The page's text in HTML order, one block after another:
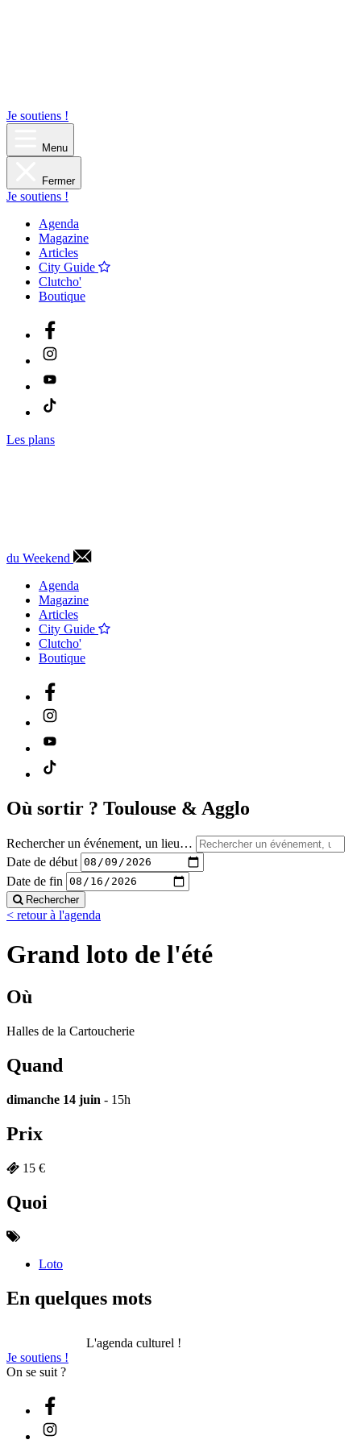
Je soutiens !
Menu
Fermer
Je soutiens !
Agenda
Magazine
Articles
City Guide
Clutcho'
Boutique
Les plans
du Weekend
Agenda
Magazine
Articles
City Guide
Clutcho'
Boutique
Où sortir ? Toulouse & Agglo
Rechercher un événement, un lieu…
Date de début
Date de fin
Rechercher
< retour à l'agenda
Grand loto de l'été
Où
Halles de la Cartoucherie
Quand
dimanche 14 juin - 15h
Prix
15 €
Quoi
Loto
En quelques mots
L'agenda culturel !
Je soutiens !
On se suit ?